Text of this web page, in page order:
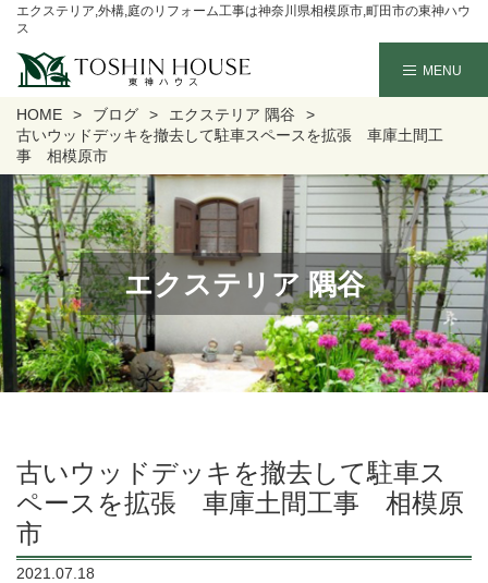
エクステリア,外構,庭のリフォーム工事は神奈川県相模原市,町田市の東神ハウ
ス
HOME ブログ
エクステリア 隅谷
古いウッドデッキを撤去して駐車スペースを拡張 車庫土間工
事 相模原市
エクステリア 隅谷
古いウッドデッキを撤去して駐車ス
ペースを拡張 車庫土間工事 相模原
市
2021.07.18